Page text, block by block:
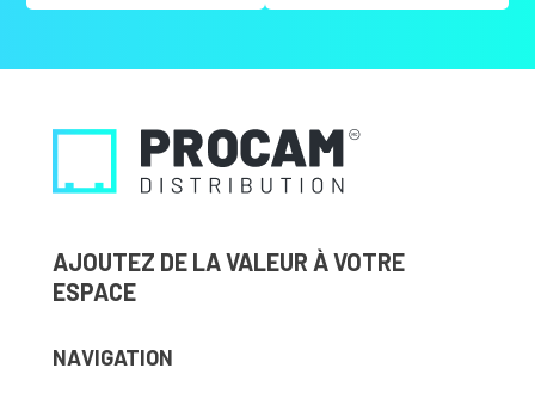
AJOUTEZ DE LA VALEUR À VOTRE
ESPACE
NAVIGATION